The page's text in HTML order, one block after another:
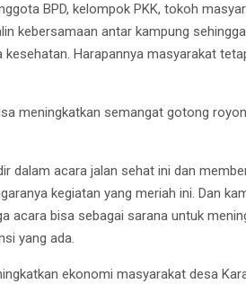
BPD, kelompok PKK, tokoh
kebersamaan antar kampung
Harapannya masyarakat
meningkatkan semangat gotong
dalam acara jalan sehat ini dan
kegiatan yang meriah ini. Dan
acara bisa sebagai sarana untuk
yang ada.
ekonomi masyarakat desa